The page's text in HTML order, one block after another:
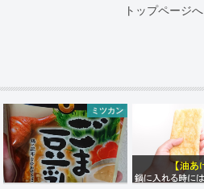
トップページへ
ミツカン